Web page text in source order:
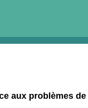
aux problèmes